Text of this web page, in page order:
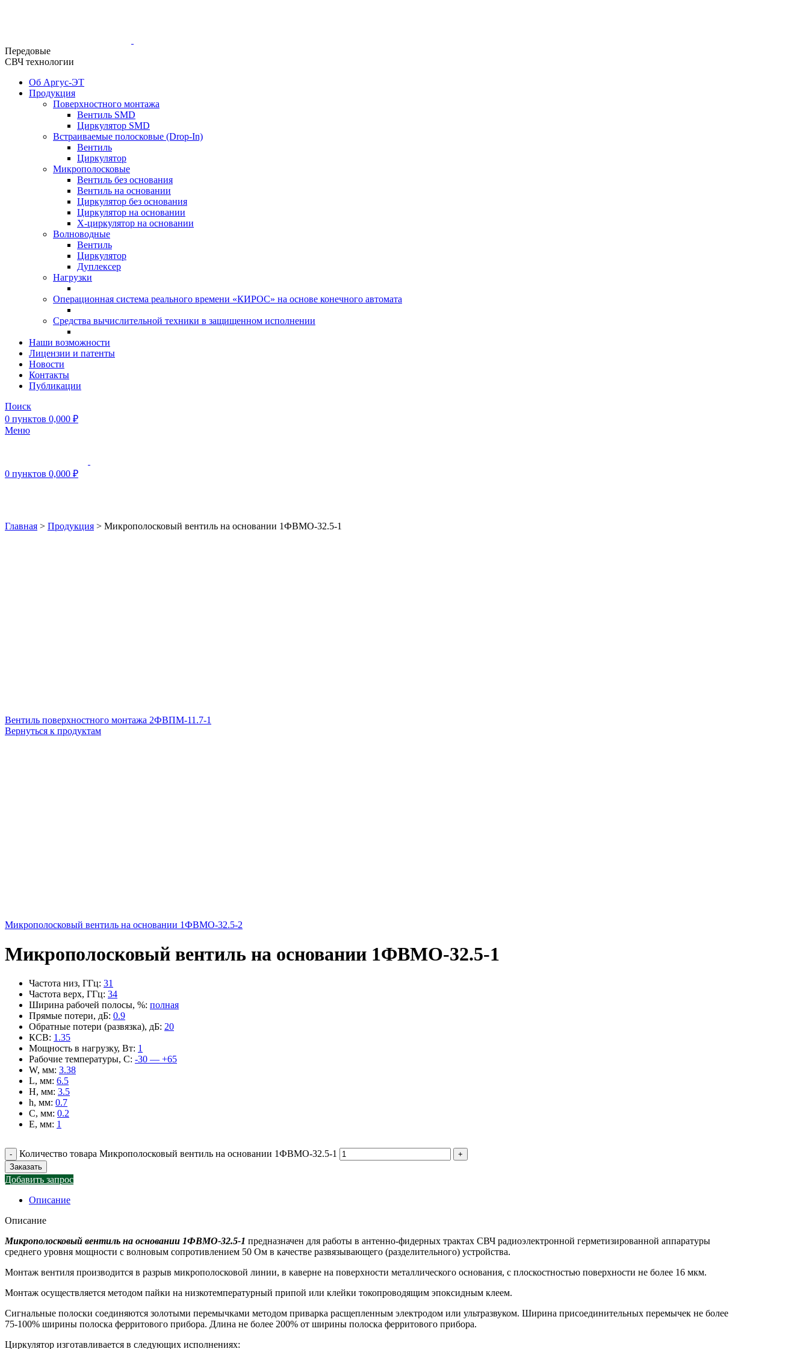
Передовые
СВЧ технологии
Об Аргус-ЭТ
Продукция
Поверхностного монтажа
Вентиль SMD
Циркулятор SMD
Встраиваемые полосковые (Drop-In)
Вентиль
Циркулятор
Микрополосковые
Вентиль без основания
Вентиль на основании
Циркулятор без основания
Циркулятор на основании
Х-циркулятор на основании
Волноводные
Вентиль
Циркулятор
Дуплексер
Нагрузки
Операционная система реального времени «КИРОС» на основе конечного автомата
Средства вычислительной техники в защищенном исполнении
Наши возможности
Лицензии и патенты
Новости
Контакты
Публикации
Поиск
0 пунктов 0,000 ₽
Меню
0 пунктов 0,000 ₽
Главная > Продукция > Микрополосковый вентиль на основании 1ФВМO-32.5-1
Вентиль поверхностного монтажа 2ФВПМ-11.7-1
Вернуться к продуктам
Микрополосковый вентиль на основании 1ФВМO-32.5-2
Микрополосковый вентиль на основании 1ФВМO-32.5-1
Частота низ, ГГц: 31
Частота верх, ГГц: 34
Ширина рабочей полосы, %: полная
Прямые потери, дБ: 0.9
Обратные потери (развязка), дБ: 20
КСВ: 1.35
Мощность в нагрузку, Вт: 1
Рабочие температуры, С: -30 — +65
W, мм: 3.38
L, мм: 6.5
H, мм: 3.5
h, мм: 0.7
C, мм: 0.2
E, мм: 1
Количество товара Микрополосковый вентиль на основании 1ФВМO-32.5-1
Заказать
Добавить запрос
Описание
Описание
Микрополосковый вентиль на основании 1ФВМO-32.5-1 предназначен для работы в антенно-фидерных трактах СВЧ радиоэлектронной герметизированной аппаратуры
среднего уровня мощности с волновым сопротивлением 50 Ом в качестве развязывающего (разделительного) устройства.
Монтаж вентиля производится в разрыв микрополосковой линии, в каверне на поверхности металлического основания, с плоскостностью поверхности не более 16 мкм.
Монтаж осуществляется методом пайки на низкотемпературный припой или клейки токопроводящим эпоксидным клеем.
Сигнальные полоски соединяются золотыми перемычками методом приварка расщепленным электродом или ультразвуком. Ширина присоединительных перемычек не более
75-100% ширины полоска ферритового прибора. Длина не более 200% от ширины полоска ферритового прибора.
Циркулятор изготавливается в следующих исполнениях: